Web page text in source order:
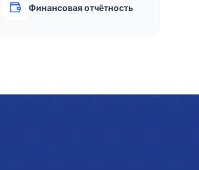
Финансовая отчётность